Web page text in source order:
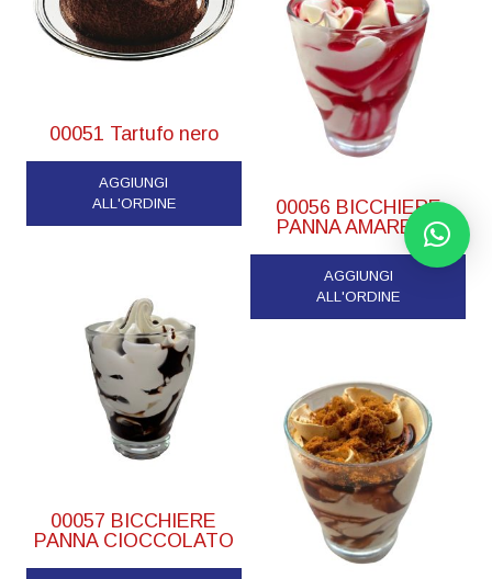
00051 Tartufo nero
AGGIUNGI
ALL'ORDINE
00056 BICCHIERE
PANNA AMARENA
AGGIUNGI
ALL'ORDINE
00057 BICCHIERE
PANNA CIOCCOLATO